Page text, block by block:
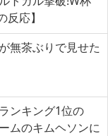
応】
無茶ぶりで見せた
ンキング1位の
ムのキムヘソンに